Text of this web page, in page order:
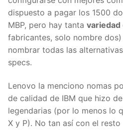
dispuesto a pagar los 1500
MBP, pero hay tanta variedad
fabricantes, solo nombre
nombrar todas las
specs.
Lenovo la menciono nomas
de calidad de IBM que hizo
legendarias (por lo menos lo
X y P). No tan así con el